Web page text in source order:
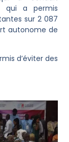
qui a permis
sur 2 087
autonome de
d’éviter des